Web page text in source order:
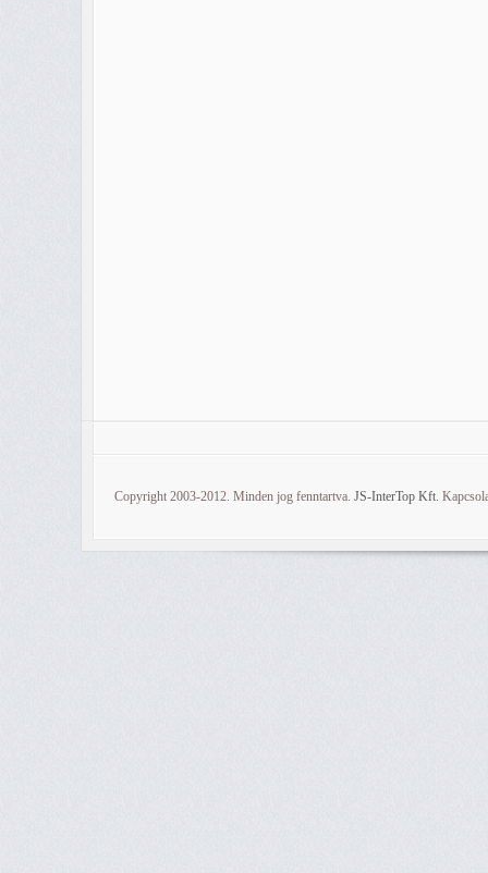
Copyright 2003-2012. Minden jog fenntartva. JS-InterTop Kft.